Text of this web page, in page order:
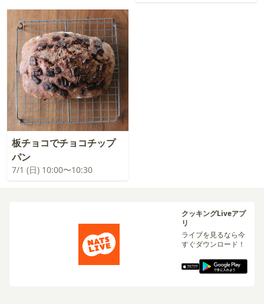
板チョコでチョコチップ
パン
7/1 (日) 10:00〜10:30
クッキングLiveアプ
リ
ライブを見るなら今
すぐダウンロード！